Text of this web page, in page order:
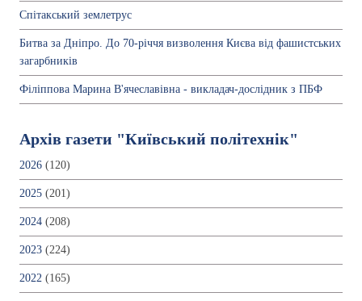
Спітакський землетрус
Битва за Дніпро. До 70-річчя визволення Києва від фашистських
загарбників
Філіппова Марина В'ячеславівна - викладач-дослідник з ПБФ
Архів газети "Київський політехнік"
2026 (120)
2025 (201)
2024 (208)
2023 (224)
2022 (165)